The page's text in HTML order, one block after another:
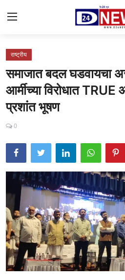
Gallery
Contact
राष्ट्रीय
महाराष्ट्र
शहर
ताजी बातमी
आरोग्य
खेळजगत
राजकीय
क्राईम
राष्ट्रीय
समाजात बदल घडवायचा
आर्मीच्या विरोधात TRUE
प्रशांत भूषण
0